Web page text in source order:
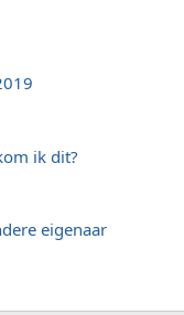
ik dit?
eigenaar